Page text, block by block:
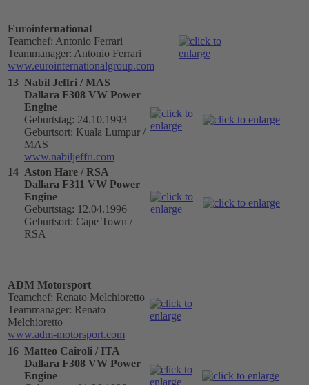
Eurointernational
Teamchef: Antonio Ferrari
Teammanager: Antonio Ferrari
www.eurointernationalgroup.com
13 Nabil Jeffri / MAS
Dallara F308 VW Power
Engine
Geburtstag: 24.10.1993
Geburtsort: Kuala Lumpur /
MAS
www.nabiljeffri.com
14 Aston Hare / RSA
Dallara F311 VW Power
Engine
Geburtstag: 12.04.1996
Geburtsort: Cape Town /
RSA
ADM Motorsport
Teamchef: Renato Melchioretto
Teammanager: Renato
Melchioretto
www.adm-motorsport.com
16 Matteo Cairoli / ITA
Dallara F308 VW Power
Engine